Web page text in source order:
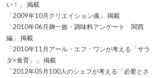
い！」 掲載
「2009年10月クリエイション魂」 掲載
「2010年06月麹一族・調味料アンケート 関西
編」 掲載
「2010年11月アール・エフ・ワンが考える「サラ
ダ×食育」」 掲載
「2012年05月100人のシェフが考える「必要とさ